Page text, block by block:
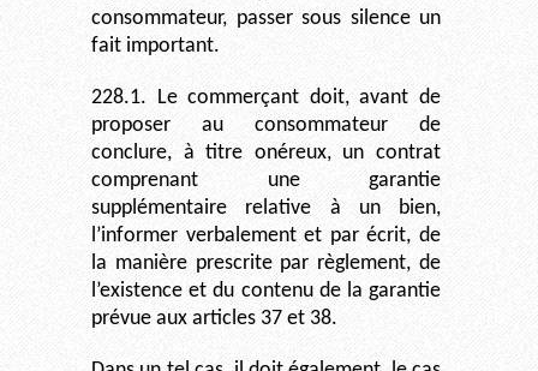
consommateur, passer sous silence un
fait important.
228.1. Le commerçant doit, avant de
proposer au consommateur de
conclure, à titre onéreux, un contrat
comprenant une garantie
supplémentaire relative à un bien,
l’informer verbalement et par écrit, de
la manière prescrite par règlement, de
l’existence et du contenu de la garantie
prévue aux articles 37 et 38.